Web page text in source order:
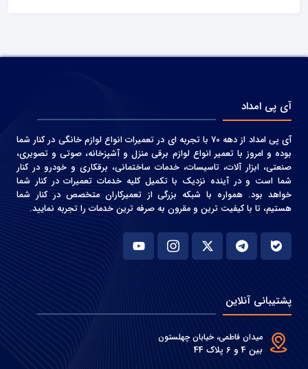
آی پی امداد
آی پی امداد از دهه 70 با تجربه ای در تعمیرات انواع لوازم خانگی در کنار شما
بوده و امروز با تعمیر انواع لوازم برقی منزل و آشپزخانه، صوتی و‌ تصویری،
صنعتی، ابزار آلات، تاسیسات، خدمات ساختمانی، برقکاری و خودرو در کنار
شما است و در آینده نزدیک با تکمیل کلیه خدمات تعمیرات در کنار شما
خواهد بود. همواره با شبکه بزرگی از تعمیرکاران متخصص در کنار شما
هستیم، تا با کیفیت ترین و مقرون به صرفه ترین خدمات را تجربه نمایید.
پشتیبانی آنلاین
میدان فاطمی، خیابان چهلستون
بین 4 و 6 پلاک 44